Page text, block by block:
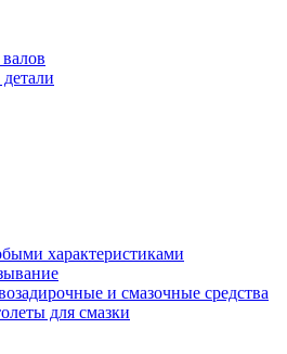
характеристиками
и смазочные средства
для смазки